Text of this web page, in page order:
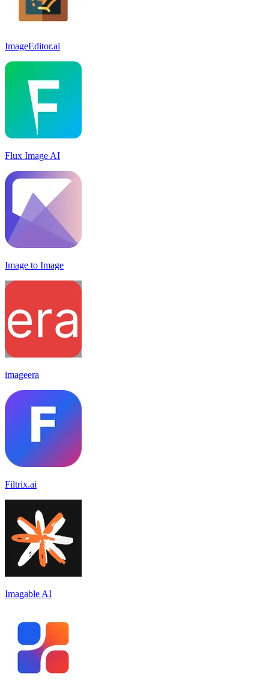
ImageEditor.ai
Flux Image AI
Image to Image
imageera
Filtrix.ai
Imagable AI